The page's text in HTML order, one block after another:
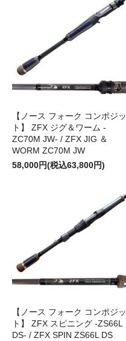
【ノース フォーク コンポジッ
ト】 ZFX ジグ＆ワーム -
ZC70M JW- / ZFX JIG ＆
WORM ZC70M JW
58,000円(税込63,800円)
【ノース フォーク コンポジッ
ト】 ZFX スピニング -ZS66L
DS- / ZFX SPIN ZS66L DS